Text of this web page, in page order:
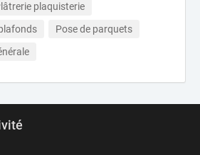
plaquisterie
Pose de parquets